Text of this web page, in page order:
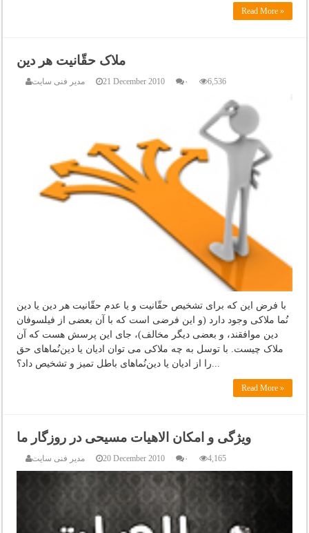
Read More »
ملاک حقّانیت هر دین
مدیر فنی سایت 21 December 2010 ۰ 6,536
با فرض این که برای تشخیص حقّانیت و یا عدم حقّانیت هر دین یا دین
نُما ملاکی وجود دارد (و این فرضی است که با آن بعضی از فیلسوفان
دین موافقند، و بعضی دیگر مخالف)، جای این پرسش هست که آن
ملاک چیست. با توسل به چه ملاکی می توان ادیان یا دین‌نُماهای حق
Read More »
ویژگی و امکان الاهیات مسیحی در روزگار ما
مدیر فنی سایت 20 December 2010 ۰ 4,165